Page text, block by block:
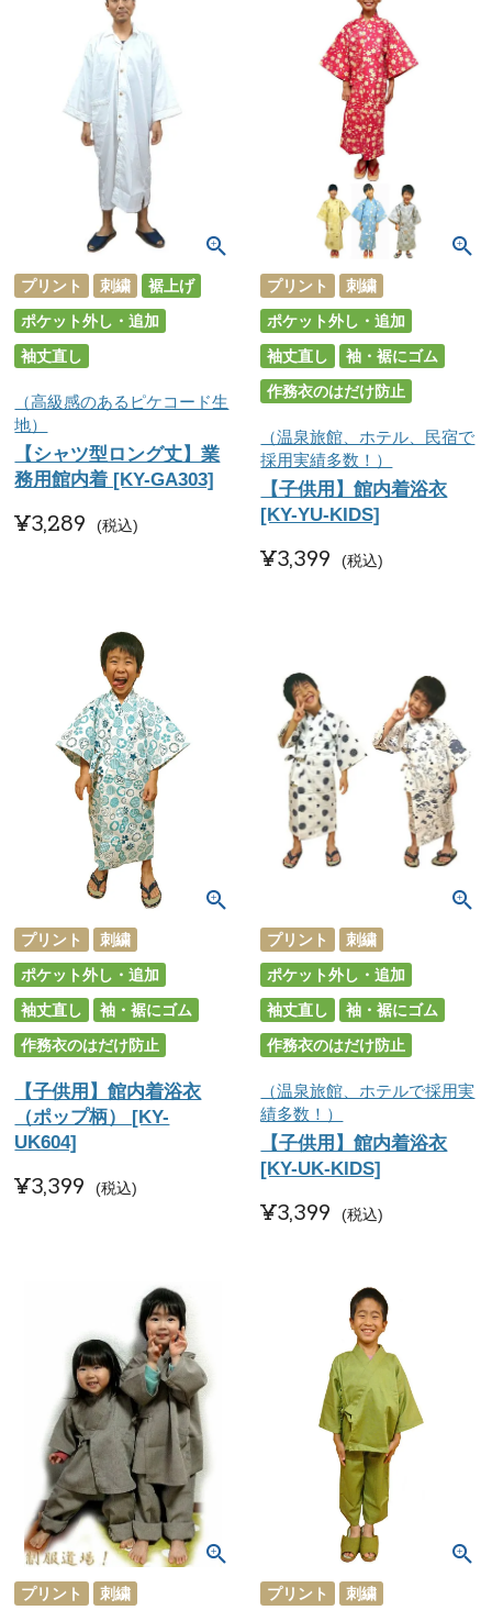
プリント 刺繍
裾上げ
ポケット外し・追加
袖丈直し
（高級感のあるピケコード生
地）
【シャツ型ロング丈】業
務用館内着 [KY-GA303]
¥3,289 税込
プリント
刺繍
ポケット外し・追加
袖丈直し
袖・裾にゴム
作務衣のはだけ防止
（温泉旅館、ホテル、民宿で
採用実績多数！）
【子供用】館内着浴衣
[KY-YU-KIDS]
¥3,399 税込
プリント
刺繍
ポケット外し・追加
袖丈直し
袖・裾にゴム
作務衣のはだけ防止
【子供用】館内着浴衣
（ポップ柄） [KY-
UK604]
¥3,399 税込
プリント
刺繍
ポケット外し・追加
袖丈直し
袖・裾にゴム
作務衣のはだけ防止
（温泉旅館、ホテルで採用実
績多数！）
【子供用】館内着浴衣
[KY-UK-KIDS]
¥3,399 税込
プリント 刺繍 プリント 刺繍